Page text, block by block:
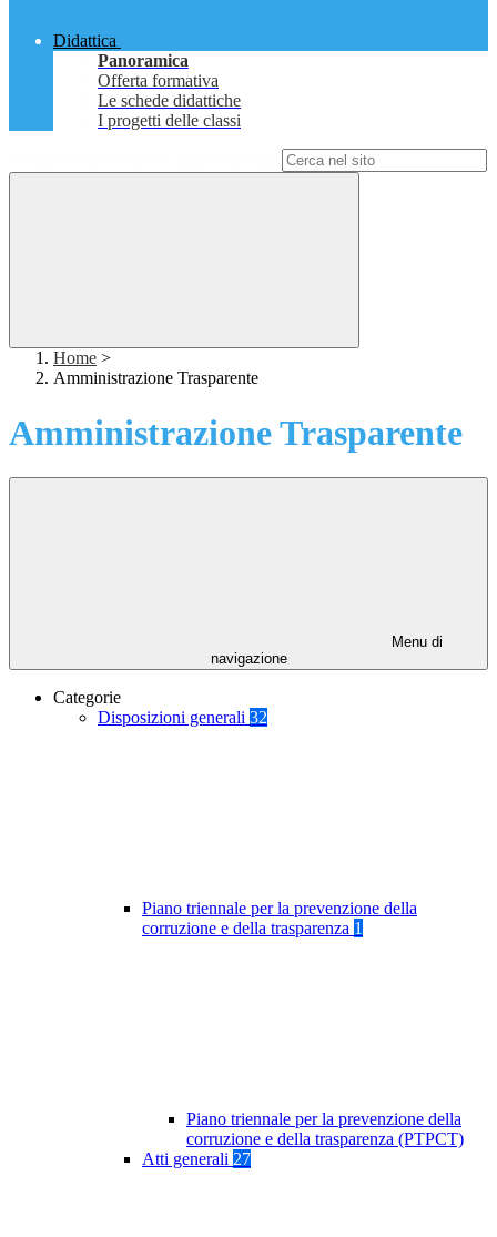
Didattica
Panoramica
Offerta formativa
Le schede didattiche
I progetti delle classi
Home >
Amministrazione Trasparente
Amministrazione Trasparente
Menu di
navigazione
Categorie
Disposizioni generali 32
Piano triennale per la prevenzione della
corruzione e della trasparenza 1
Piano triennale per la prevenzione della
corruzione e della trasparenza (PTPCT)
Atti generali 27